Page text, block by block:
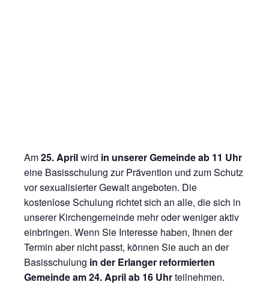
Am25. Aprilwird in unserer Gemeinde ab 11 Uhr
eine Basisschulung zur Prävention und zum Schutz
vor sexualisierter Gewalt angeboten. Die
kostenlose Schulung richtet sich an alle, die sich in
unserer Kirchengemeinde mehr oder weniger aktiv
einbringen. Wenn Sie Interesse haben, Ihnen der
Termin aber nicht passt, können Sie auch an der
Basisschulung in der Erlanger reformierten
Gemeinde am 24. April ab 16 Uhrteilnehmen.